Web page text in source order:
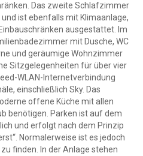
Das zweite Schlafzimmer
ist ebenfalls mit Klimaanlage,
ausgestattet. Im
mit Dusche, WC
und geräumige Wohnzimmer
Sitzgelegenheiten für über vier
WLAN-Internetverbindung
einschließlich Sky. Das
offene Küche mit allen
benötigen. Parken ist auf dem
und erfolgt nach dem Prinzip
Normalerweise ist es jedoch
finden. In der Anlage stehen